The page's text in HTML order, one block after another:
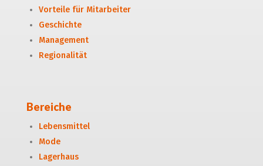
Vorteile für Mitarbeiter
Geschichte
Management
Regionalität
Bereiche
Lebensmittel
Mode
Lagerhaus